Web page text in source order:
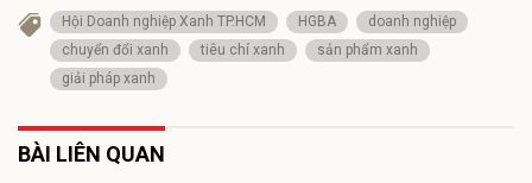
Hội Doanh nghiệp Xanh TP.HCM HGBA
doanh nghiệp
chuyển đổi xanh
tiêu chí xanh
sản phẩm xanh
giải pháp xanh
BÀI LIÊN QUAN